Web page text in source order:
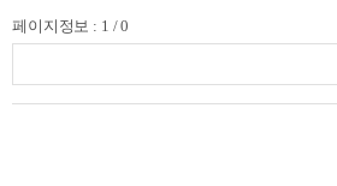
페이지정보 : 1 / 0